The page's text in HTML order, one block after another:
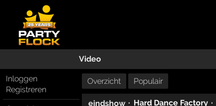
Video
Inloggen
Registreren
Overzicht Populair
eindshow · Hard Dance Factory ·